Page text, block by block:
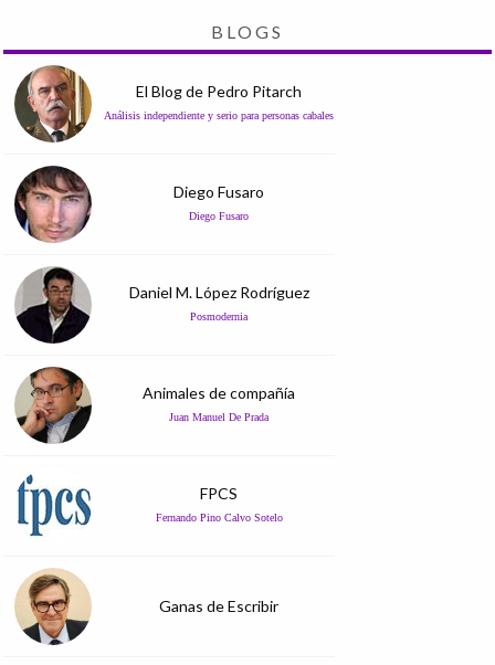
BLOGS
El Blog de Pedro Pitarch
Análisis independiente y serio para personas cabales
Diego Fusaro
Diego Fusaro
Daniel M. López Rodríguez
Posmodernia
Animales de compañía
Juan Manuel De Prada
FPCS
Fernando Pino Calvo Sotelo
Ganas de Escribir